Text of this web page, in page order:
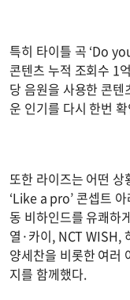
특히 타이틀 곡 ‘Do
콘텐츠 누적 조회수 1
당 음원을 사용한 콘
운 인기를 다시 한번
또한 라이즈는 어떤
‘Like a pro’ 콘셉트
동 비하인드를 유쾌하
열·카이, NCT WISH,
양세찬을 비롯한 여러
지를 함께했다.